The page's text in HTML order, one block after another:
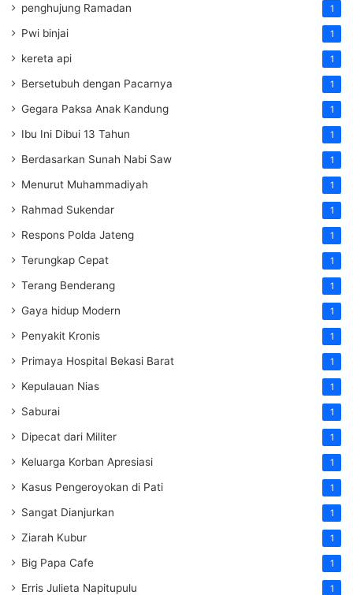
penghujung Ramadan 1
Pwi binjai 1
kereta api 1
Bersetubuh dengan Pacarnya 1
Gegara Paksa Anak Kandung 1
Ibu Ini Dibui 13 Tahun 1
Berdasarkan Sunah Nabi Saw 1
Menurut Muhammadiyah 1
Rahmad Sukendar 1
Respons Polda Jateng 1
Terungkap Cepat 1
Terang Benderang 1
Gaya hidup Modern 1
Penyakit Kronis 1
Primaya Hospital Bekasi Barat 1
Kepulauan Nias 1
Saburai 1
Dipecat dari Militer 1
Keluarga Korban Apresiasi 1
Kasus Pengeroyokan di Pati 1
Sangat Dianjurkan 1
Ziarah Kubur 1
Big Papa Cafe 1
Erris Julieta Napitupulu 1